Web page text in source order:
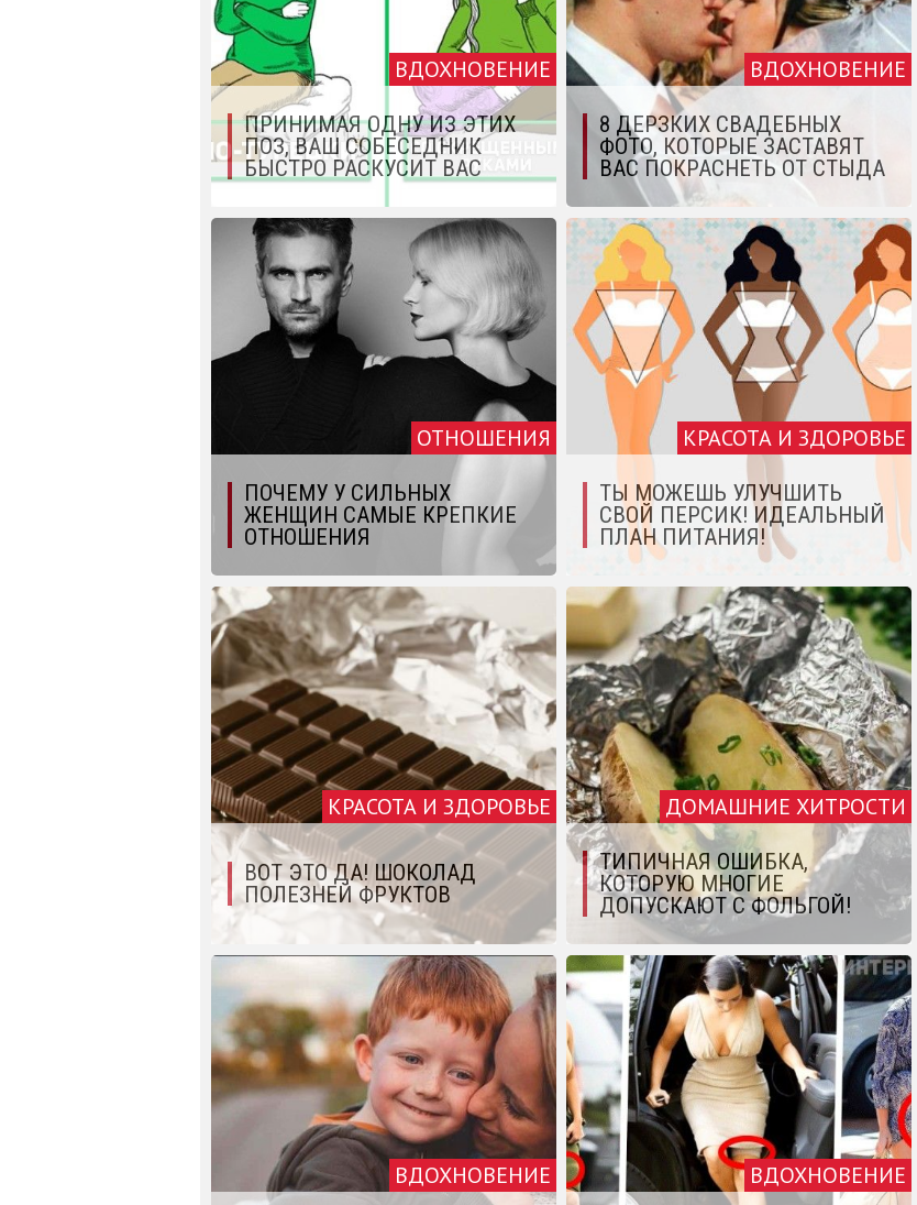
ВДОХНОВЕНИЕ
ПРИНИМАЯ ОДНУ ИЗ ЭТИХ
ПОЗ, ВАШ СОБЕСЕДНИК
БЫСТРО РАСКУСИТ ВАС
ВДОХНОВЕНИЕ
8 ДЕРЗКИХ СВАДЕБНЫХ
ФОТО, КОТОРЫЕ ЗАСТАВЯТ
ВАС ПОКРАСНЕТЬ ОТ СТЫДА
ОТНОШЕНИЯ
ПОЧЕМУ У СИЛЬНЫХ
ЖЕНЩИН САМЫЕ КРЕПКИЕ
ОТНОШЕНИЯ
КРАСОТА И ЗДОРОВЬЕ
ТЫ МОЖЕШЬ УЛУЧШИТЬ
СВОЙ ПЕРСИК! ИДЕАЛЬНЫЙ
ПЛАН ПИТАНИЯ!
КРАСОТА И ЗДОРОВЬЕ
ВОТ ЭТО ДА! ШОКОЛАД
ПОЛЕЗНЕЙ ФРУКТОВ
ДОМАШНИЕ ХИТРОСТИ
ТИПИЧНАЯ ОШИБКА,
КОТОРУЮ МНОГИЕ
ДОПУСКАЮТ С ФОЛЬГОЙ!
ВДОХНОВЕНИЕ ВДОХНОВЕНИЕ